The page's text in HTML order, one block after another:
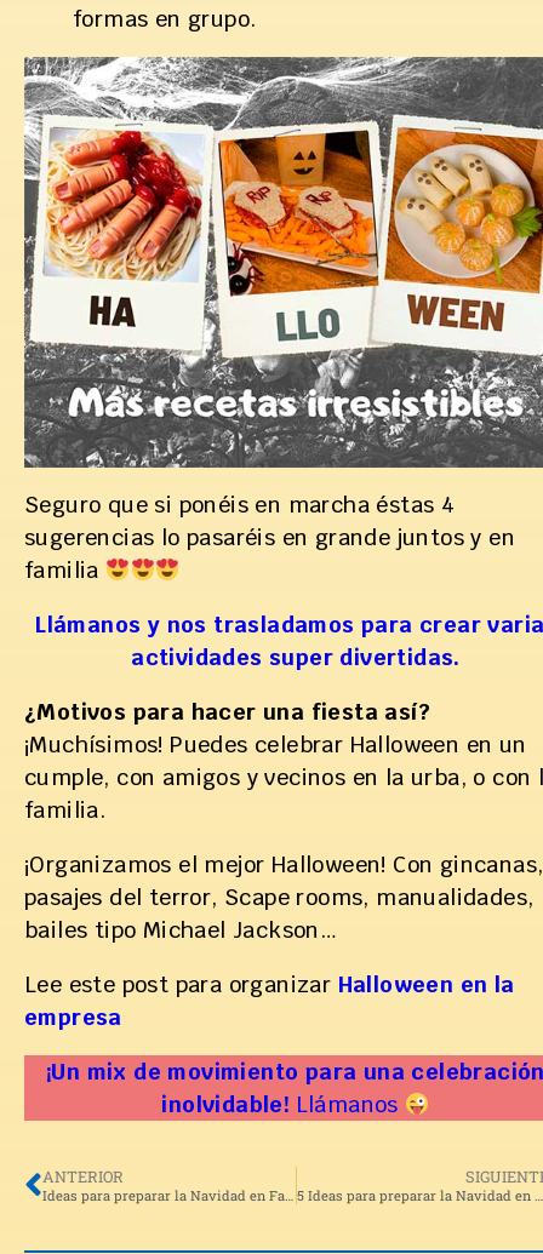
formas en grupo.
Seguro que si ponéis en marcha éstas 4
sugerencias lo pasaréis en grande juntos y en
familia
Llámanos y nos trasladamos para crear
actividades super divertidas.
¿Motivos para hacer una fiesta así?
¡Muchísimos! Puedes celebrar Halloween en un
cumple, con amigos y vecinos en la urba, o con
familia.
¡Organizamos el mejor Halloween! Con gincanas,
pasajes del terror, Scape rooms, manualidades,
bailes tipo Michael Jackson…
Lee este post para organizar Halloween en la
empresa
¡Un mix de movimiento para una
inolvidable! Llámanos
ANTERIOR
Ideas para preparar la Navidad en Familia- Parte I 5 Ideas para preparar la Navidad en Familia- Parte II